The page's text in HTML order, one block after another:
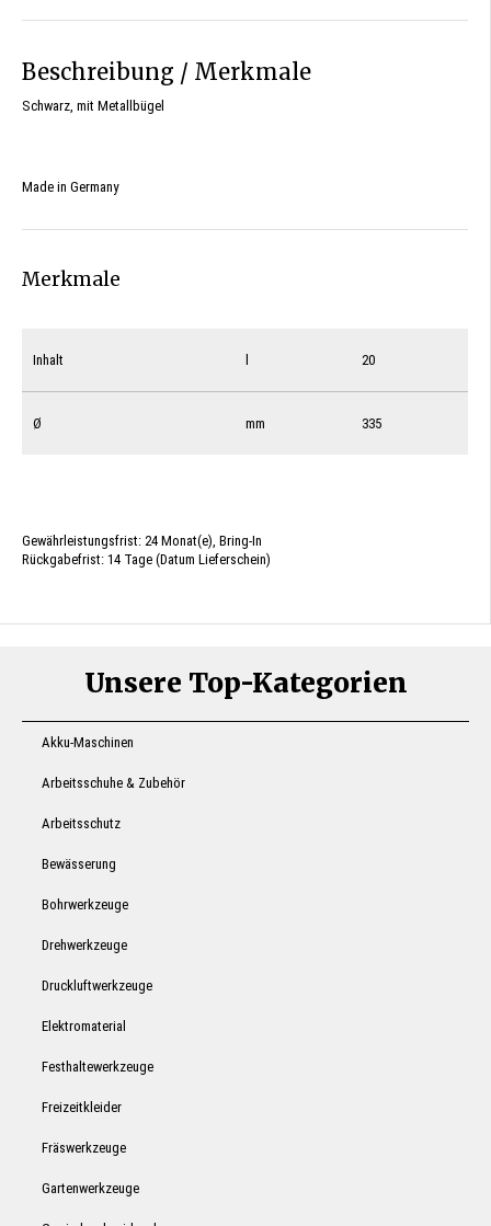
Beschreibung / Merkmale
Schwarz, mit Metallbügel
Made in Germany
Merkmale
Inhalt 20
Ø mm 335
Gewährleistungsfrist: 24 Monat(e), Bring-In
Rückgabefrist: 14 Tage (Datum Lieferschein)
Unsere Top-Kategorien
Akku-Maschinen
Arbeitsschuhe & Zubehör
Arbeitsschutz
Bewässerung
Bohrwerkzeuge
Drehwerkzeuge
Druckluftwerkzeuge
Elektromaterial
Festhaltewerkzeuge
Freizeitkleider
Fräswerkzeuge
Gartenwerkzeuge